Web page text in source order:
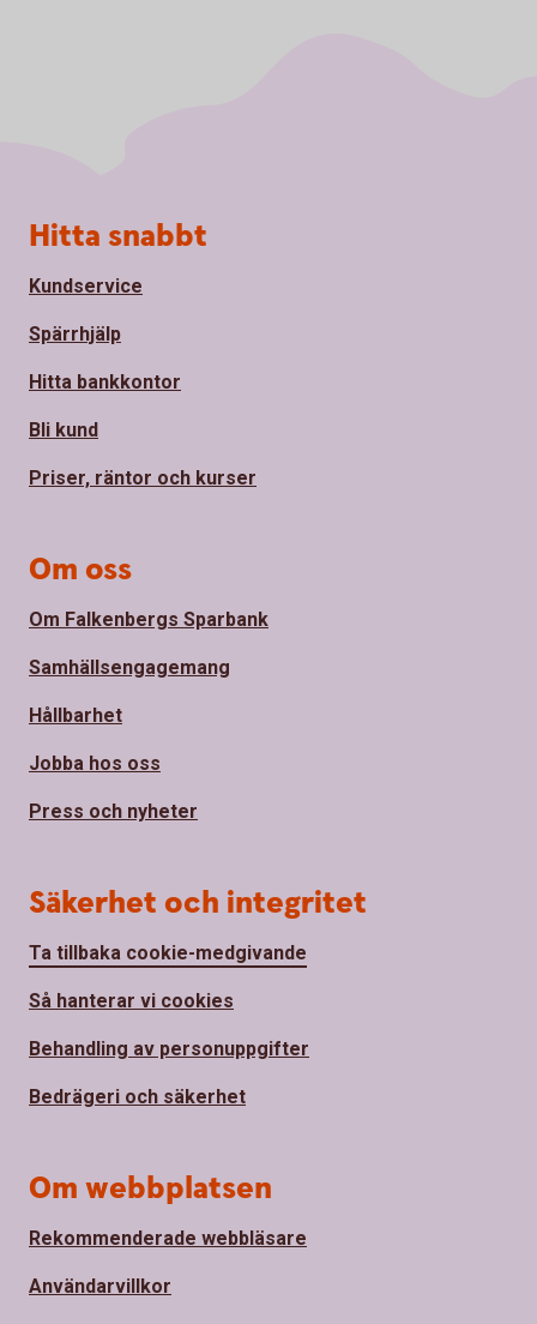
Sidfot
Hitta snabbt
Kundservice
Spärrhjälp
Hitta bankkontor
Bli kund
Priser, räntor och kurser
Om oss
Om Falkenbergs Sparbank
Samhällsengagemang
Hållbarhet
Jobba hos oss
Press och nyheter
Säkerhet och integritet
Ta tillbaka cookie-medgivande
Så hanterar vi cookies
Behandling av personuppgifter
Bedrägeri och säkerhet
Om webbplatsen
Rekommenderade webbläsare
Användarvillkor